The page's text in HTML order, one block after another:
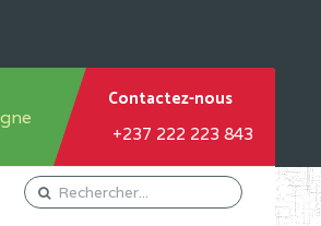
Contactez-nous
+237 222 223 843